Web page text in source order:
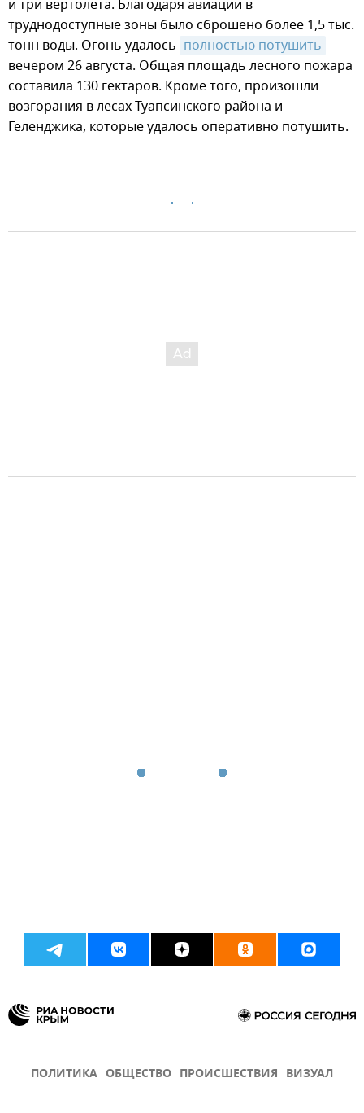
и три вертолета. Благодаря авиации в
труднодоступные зоны было сброшено более 1,5 тыс.
тонн воды. Огонь удалось полностью потушить
вечером 26 августа. Общая площадь лесного пожара
составила 130 гектаров. Кроме того, произошли
возгорания в лесах Туапсинского района и
Геленджика, которые удалось оперативно потушить.
ПОЛИТИКА ОБЩЕСТВО ПРОИСШЕСТВИЯ ВИЗУАЛ